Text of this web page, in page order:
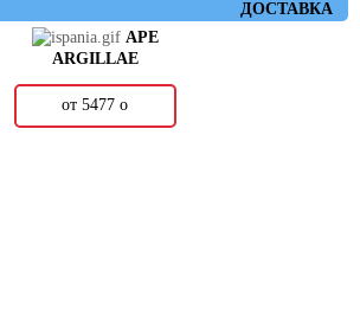
ДОСТАВКА
APE
ARGILLAE
от 5477 о